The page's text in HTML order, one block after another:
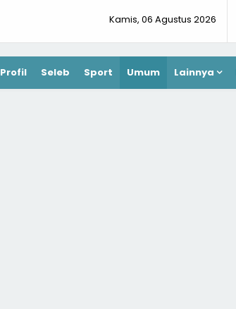
Kamis, 06 Agustus 2026
Profil Seleb Sport Umum Lainnya